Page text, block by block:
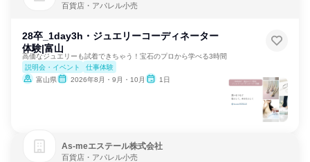
百貨店・アパレル小売
28卒_1day3h・ジュエリーコーディネーター
体験|富山
高価なジュエリーも試着できちゃう！宝石のプロから学べる3時間
説明会・イベント
仕事体験
富山県
2026年8月・9月・10月 1日
As‐meエステール株式会社
百貨店・アパレル小売